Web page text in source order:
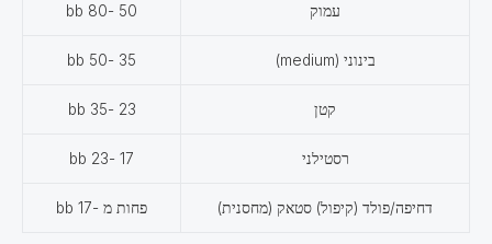
עמוק 50 -80 bb
בינוני (medium) 35 -50 bb
קטן 23 -35 bb
רסטילני 17 -23 bb
דחיפה/פולד (קיפול) סטאק (מחסנית) פחות מ -17 bb